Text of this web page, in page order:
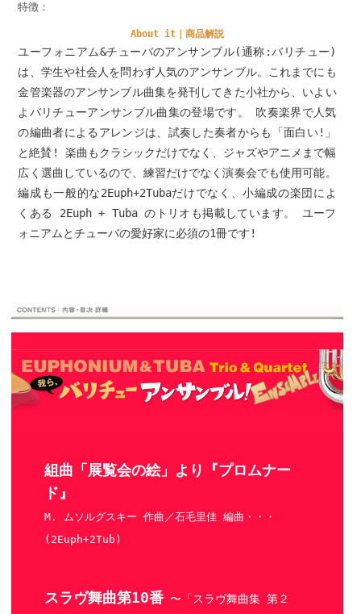
特徴：
About it｜商品解説
ユーフォニアム&チューバのアンサンブル(通称:バリチュー)
は、学生や社会人を問わず人気のアンサンブル。これまでにも
金管楽器のアンサンブル曲集を発刊してきた小社から、いよい
よバリチューアンサンブル曲集の登場です。 吹奏楽界で人気
の編曲者によるアレンジは、試奏した奏者からも「面白い!」
と絶賛! 楽曲もクラシックだけでなく、ジャズやアニメまで幅
広く選曲しているので、練習だけでなく演奏会でも使用可能。
編成も一般的な2Euph+2Tubaだけでなく、小編成の楽団によ
くある 2Euph + Tuba のトリオも掲載しています。 ユーフ
ォニアムとチューバの愛好家に必須の1冊です!
組曲「展覧会の絵」より『プロムナー
ド』
M. ムソルグスキー 作曲／石毛里佳 編曲・・・
(2Euph+2Tub)
スラヴ舞曲第10番 〜「スラヴ舞曲集 第２